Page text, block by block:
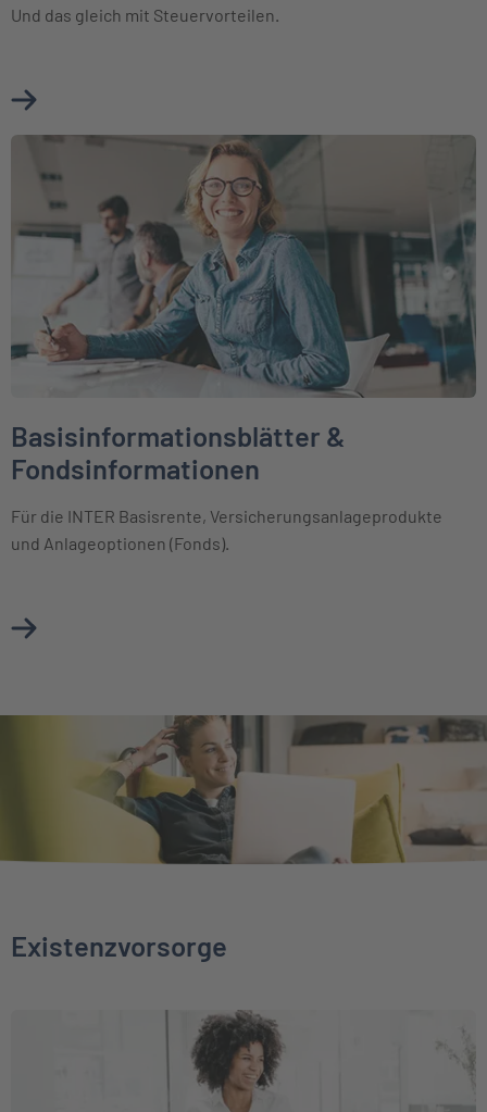
Und das gleich mit Steuervorteilen.
Mehr über Basisrente (Rürup) erfahren
Weiter zu Basisinformationsblätter & Fondsinformationen
Basisinformationsblätter &
Fondsinformationen
Für die INTER Basisrente, Versicherungsanlageprodukte
und Anlageoptionen (Fonds).
Mehr über Basisinformationsblätter &
Existenzvorsorge
Weiter zu Berufsunfähigkeitsversicherung